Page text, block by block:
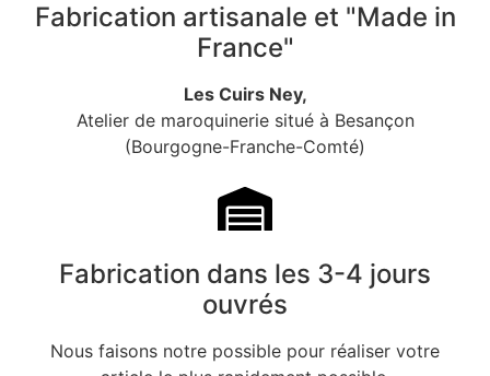
Fabrication artisanale et "Made in
France"
Les Cuirs Ney,
Atelier de maroquinerie situé à Besançon
(Bourgogne-Franche-Comté)
Fabrication dans les 3-4 jours
ouvrés
Nous faisons notre possible pour réaliser votre